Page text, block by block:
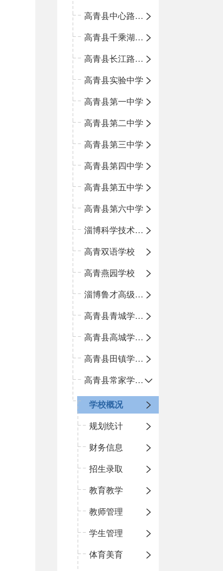
高青县中心路小学
高青县千乘湖小学
高青县长江路小学
高青县实验中学
高青县第一中学
高青县第二中学
高青县第三中学
高青县第四中学
高青县第五中学
高青县第六中学
淄博科学技术学校
高青双语学校
高青燕园学校
淄博鲁才高级中学
高青县青城学区中心小学
高青县高城学区中心小学
高青县田镇学区中心小学
高青县常家学区中心小学
学校概况
规划统计
财务信息
招生录取
教育教学
教师管理
学生管理
体育美育